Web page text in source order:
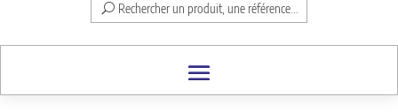
Rechercher un produit, une référence...